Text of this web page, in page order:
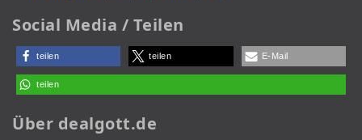
Social Media / Teilen
teilen teilen E-Mail
teilen
Über dealgott.de